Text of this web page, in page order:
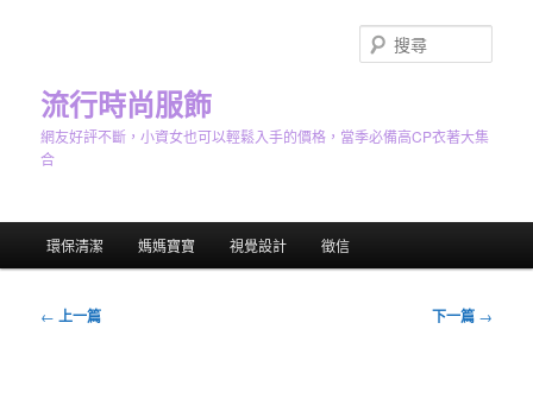
流行時尚服飾
網友好評不斷，小資女也可以輕鬆入手的價格，當季必備高CP衣著大集
合
尋
環保清潔 媽媽寶寶 視覺設計 徵信
文
← 上一篇 下一篇 →